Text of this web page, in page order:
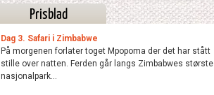
Prisblad
Dag 3. Safari i Zimbabwe
På morgenen forlater toget Mpopoma der det har stått
stille over natten. Ferden går langs Zimbabwes største
nasjonalpark...